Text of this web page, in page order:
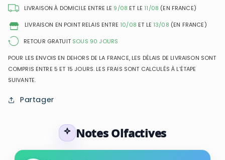
Eau
Toilette
pour
Eau
Toilette
pour
LIVRAISON À DOMICILE ENTRE LE 9/08 ET LE 11/08 (EN FRANCE)
LIVRAISON EN POINT RELAIS ENTRE 10/08 ET LE 13/08 (EN FRANCE)
RETOUR GRATUIT SOUS 90 JOURS
POUR LES ENVOIS EN DEHORS DE LA FRANCE, LES DÉLAIS DE LIVRAISON SONT
COMPRIS ENTRE 5 ET 15 JOURS. LES FRAIS SONT CALCULÉS À L’ÉTAPE
SUIVANTE.
Partager
Notes Olfactives